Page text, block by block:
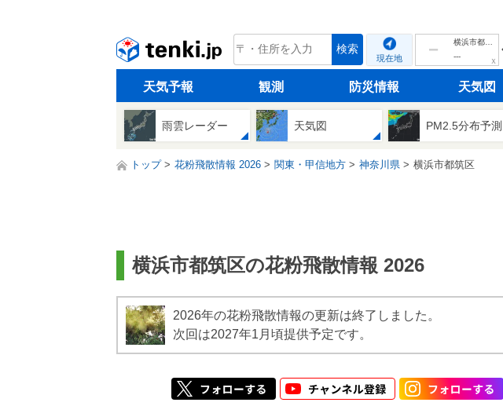
tenki.jp 検索
現在地
---
ｘ
天気予報 観測 防災情報 天気図
雨雲レーダー 天気図 PM2.5分布予測
トップ 花粉飛散情報 2026 関東・甲信地方 神奈川県 横浜市都筑区
横浜市都筑区の花粉飛散情報 2026
2026年の花粉飛散情報の更新は終了しました。
次回は2027年1月頃提供予定です。